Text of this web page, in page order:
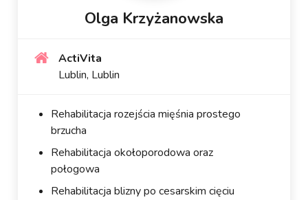
Olga Krzyżanowska
ActiVita
Lublin, Lublin
Rehabilitacja rozejścia mięśnia prostego
brzucha
Rehabilitacja okołoporodowa oraz
połogowa
Rehabilitacja blizny po cesarskim cięciu